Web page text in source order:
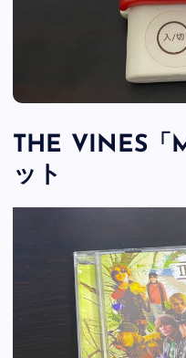
THE VINES「
ット